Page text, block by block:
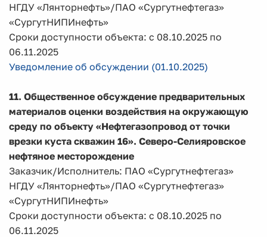
НГДУ «Лянторнефть»/ПАО «Сургутнефтегаз»
«СургутНИПИнефть»
Сроки доступности объекта: с 08.10.2025 по
06.11.2025
Уведомление об обсуждении (01.10.2025)
11. Общественное обсуждение предварительных
материалов оценки воздействия на окружающую
среду по объекту «Нефтегазопровод от точки
врезки куста скважин 16». Северо-Селияровское
нефтяное месторождение
Заказчик/Исполнитель: ПАО «Сургутнефтегаз»
НГДУ «Лянторнефть»/ПАО «Сургутнефтегаз»
«СургутНИПИнефть»
Сроки доступности объекта: с 08.10.2025 по
06.11.2025